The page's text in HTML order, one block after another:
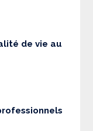
de vie au